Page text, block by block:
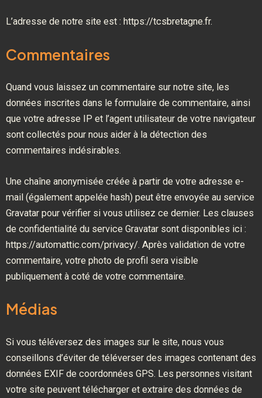
L’adresse de notre site est : https://tcsbretagne.fr.
Commentaires
Quand vous laissez un commentaire sur notre site, les
données inscrites dans le formulaire de commentaire, ainsi
que votre adresse IP et l’agent utilisateur de votre navigateur
sont collectés pour nous aider à la détection des
commentaires indésirables.
Une chaîne anonymisée créée à partir de votre adresse e-
mail (également appelée hash) peut être envoyée au service
Gravatar pour vérifier si vous utilisez ce dernier. Les clauses
de confidentialité du service Gravatar sont disponibles ici :
https://automattic.com/privacy/. Après validation de votre
commentaire, votre photo de profil sera visible
publiquement à coté de votre commentaire.
Médias
Si vous téléversez des images sur le site, nous vous
conseillons d’éviter de téléverser des images contenant des
données EXIF de coordonnées GPS. Les personnes visitant
votre site peuvent télécharger et extraire des données de